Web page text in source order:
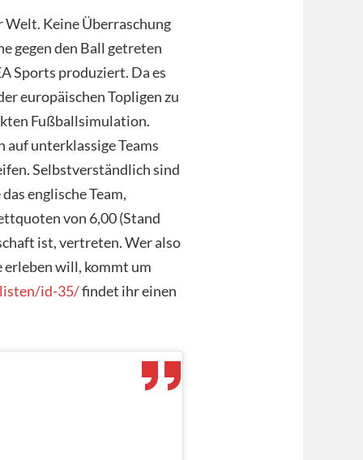
Keine Überraschung
gegen den Ball getreten
Sports produziert. Da es
europäischen Topligen zu
Fußballsimulation.
auf unterklassige Teams
Selbstverständlich sind
englische Team,
von 6,00 (Stand
ist, vertreten. Wer also
erleben will, kommt um
id-35/findet ihr einen